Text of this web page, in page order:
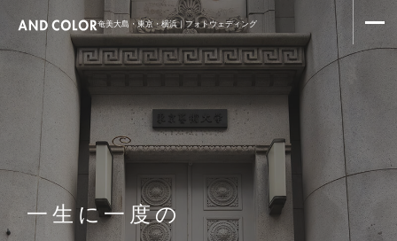
奄美大島・東京・横浜｜フォトウェディング
一生に一度の